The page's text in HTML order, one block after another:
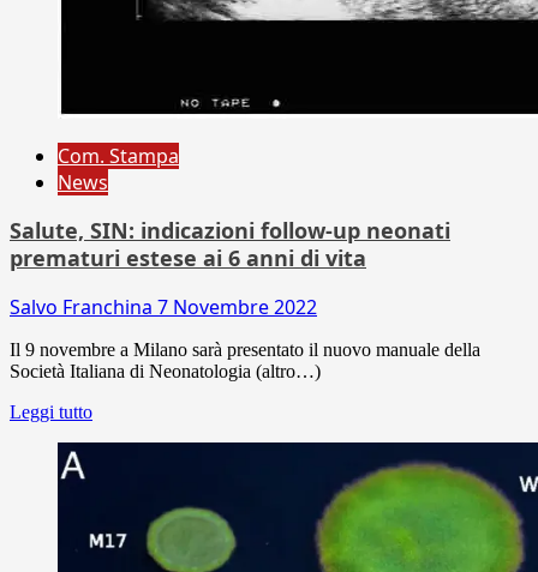
Com. Stampa
News
Salute, SIN: indicazioni follow-up neonati
prematuri estese ai 6 anni di vita
Salvo Franchina 7 Novembre 2022
Il 9 novembre a Milano sarà presentato il nuovo manuale della
Società Italiana di Neonatologia (altro…)
Leggi tutto